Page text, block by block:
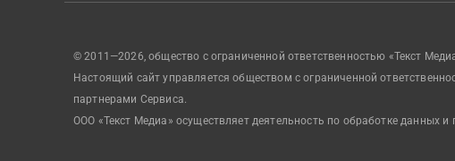
© 2011—2026, общество с ограниченной ответственностью «Текст
Настоящий сайт управляется обществом с ограниченной
партнерами Сервиса.
ООО «Текст Медиа» осуществляет деятельность по обработке